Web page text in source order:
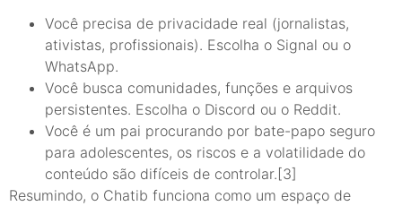
Você precisa de privacidade real (jornalistas,
ativistas, profissionais). Escolha o Signal ou o
WhatsApp.
Você busca comunidades, funções e arquivos
persistentes. Escolha o Discord ou o Reddit.
Você é um pai procurando por bate-papo seguro
para adolescentes, os riscos e a volatilidade do
conteúdo são difíceis de controlar.[3]
Resumindo, o Chatib funciona como um espaço de